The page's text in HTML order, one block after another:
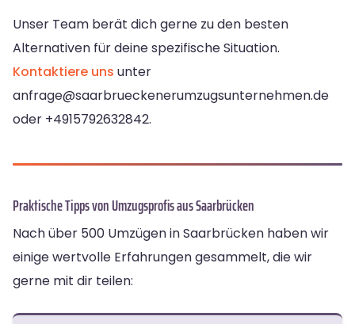
Unser Team berät dich gerne zu den besten
Alternativen für deine spezifische Situation.
Kontaktiere uns unter
anfrage@saarbrueckenerumzugsunternehmen.de
oder +4915792632842.
Praktische Tipps von Umzugsprofis aus Saarbrücken
Nach über 500 Umzügen in Saarbrücken haben wir
einige wertvolle Erfahrungen gesammelt, die wir
gerne mit dir teilen: